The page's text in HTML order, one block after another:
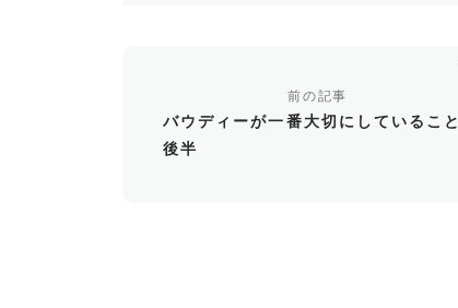
前の記事
バウディーが一番大切にしていること
後半